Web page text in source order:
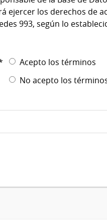
ejercer los derechos de
993, según lo
Acepto los términos
No acepto los